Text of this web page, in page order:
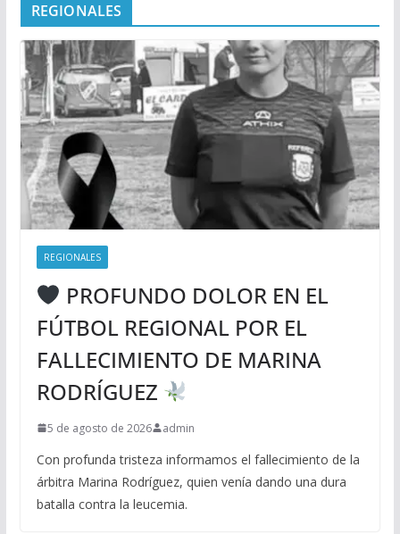
REGIONALES
REGIONALES
PROFUNDO DOLOR EN EL
FÚTBOL REGIONAL POR EL
FALLECIMIENTO DE MARINA
RODRÍGUEZ
5 de agosto de 2026 admin
Con profunda tristeza informamos el fallecimiento de la
árbitra Marina Rodríguez, quien venía dando una dura
batalla contra la leucemia.